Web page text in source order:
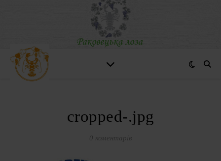
cropped-.jpg
0 коментарів